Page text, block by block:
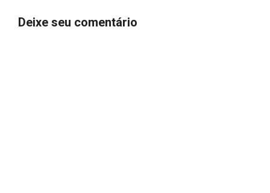
Deixe seu comentário